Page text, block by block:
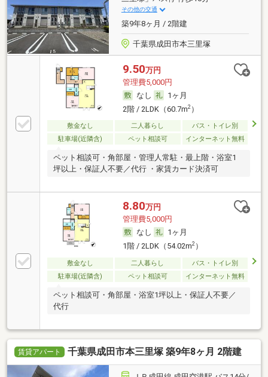
その他の交通
築9年8ヶ月 / 2階建
千葉県成田市本三里塚
9.50万円
管理費5,000円
なし
1ヶ月
2階 / 2LDK（60.7m2）
敷金なし 二人暮らし
バス・トイレ別
駐車場(近隣含)
ペット相談可 インターネット無料
ペット相談可・角部屋・管理人常駐・最上階・浴室1
坪以上・保証人不要／代行 ・家賃カード決済可
8.80万円
管理費5,000円
なし
1ヶ月
1階 / 2LDK（54.02m2）
敷金なし 二人暮らし
バス・トイレ別
駐車場(近隣含)
ペット相談可 インターネット無料
ペット相談可・角部屋・浴室1坪以上・保証人不要／
代行
賃貸アパート 千葉県成田市本三里塚 築9年8ヶ月 2階建